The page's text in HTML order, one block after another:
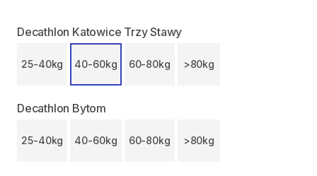
Decathlon Katowice Trzy Stawy
25-40kg 40-60kg 60-80kg >80kg
Decathlon Bytom
25-40kg 40-60kg 60-80kg >80kg